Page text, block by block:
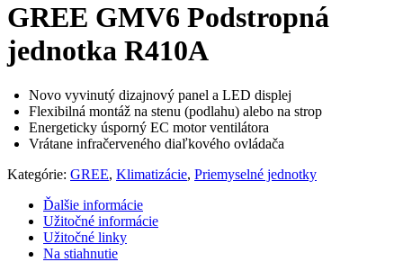
GREE GMV6 Podstropná
jednotka R410A
Novo vyvinutý dizajnový panel a LED displej
Flexibilná montáž na stenu (podlahu) alebo na strop
Energeticky úsporný EC motor ventilátora
Vrátane infračerveného diaľkového ovládača
Kategórie: GREE, Klimatizácie, Priemyselné jednotky
Ďalšie informácie
Užitočné informácie
Užitočné linky
Na stiahnutie